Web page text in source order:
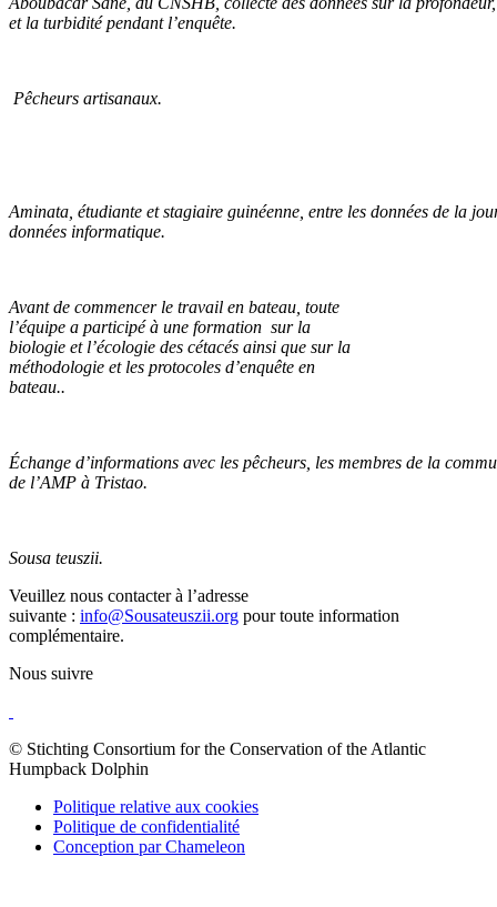
et la turbidité pendant l’enquête.
Pêcheurs artisanaux.
Aminata, étudiante et stagiaire guinéenne, entre les données de la
données informatique.
Avant de commencer le travail en bateau, toute
l’équipe a participé à une formation sur la
biologie et l’écologie des cétacés ainsi que sur la
méthodologie et les protocoles d’enquête en
bateau..
Échange d’informations avec les pêcheurs, les membres de la
de l’AMP à Tristao.
Sousa teuszii.
Veuillez nous contacter à l’adresse
suivante : info@Sousateuszii.org pour toute information
complémentaire.
Nous suivre
© Stichting Consortium for the Conservation of the Atlantic
Humpback Dolphin
Politique relative aux cookies
Politique de confidentialité
Conception par Chameleon